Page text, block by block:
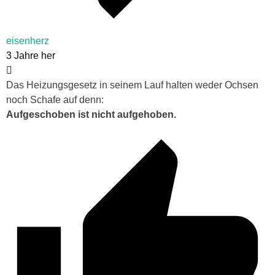
eisenherz
3 Jahre her
Das Heizungsgesetz in seinem Lauf halten weder Ochsen
noch Schafe auf denn:
Aufgeschoben ist nicht aufgehoben.